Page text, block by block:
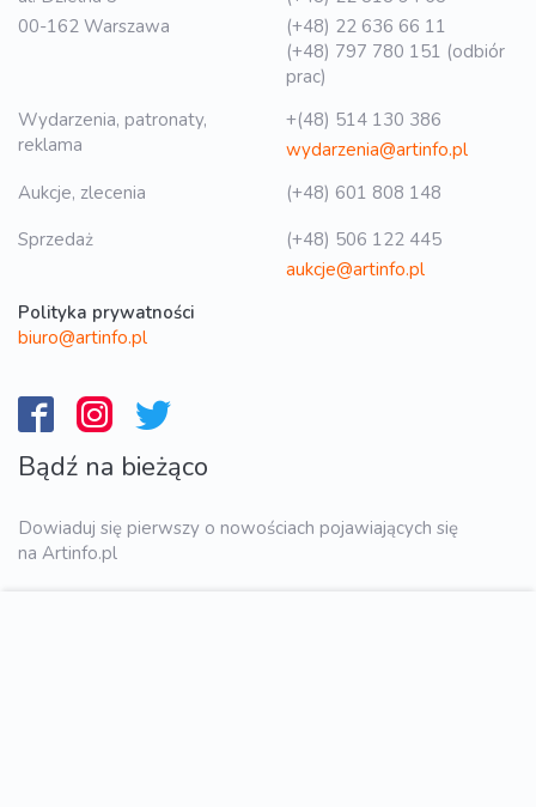
00-162 Warszawa
(+48) 22 636 66 11
(+48) 797 780 151 (odbiór
prac)
Wydarzenia, patronaty,
reklama
+(48) 514 130 386
wydarzenia@artinfo.pl
Aukcje, zlecenia
(+48) 601 808 148
Sprzedaż
(+48) 506 122 445
aukcje@artinfo.pl
Polityka prywatności
biuro@artinfo.pl
Bądź na bieżąco
Dowiaduj się pierwszy o nowościach pojawiających się
na Artinfo.pl